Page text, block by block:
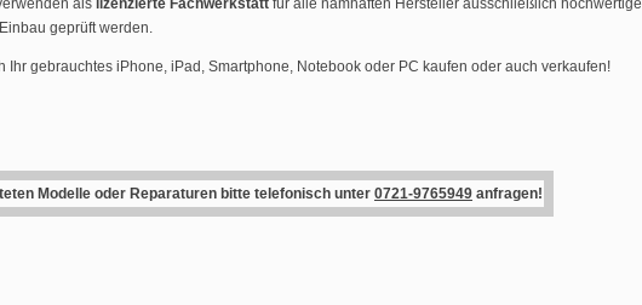
als lizenzierte Fachwerkstatt für alle namhaften Hersteller ausschließlich hochwertige
geprüft werden.
Ihr gebrauchtes iPhone, iPad, Smartphone, Notebook oder PC kaufen oder auch verkaufen!
Modelle oder Reparaturen bitte telefonisch unter 0721-9765949 anfragen!